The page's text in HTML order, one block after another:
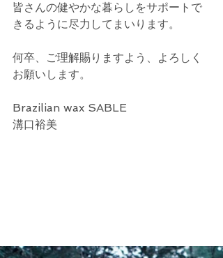
皆さんの健やかな暮らしをサポートで
きるように尽力してまいります。
何卒、ご理解賜りますよう、よろしく
お願いします。
Brazilian wax SABLE
溝口裕美